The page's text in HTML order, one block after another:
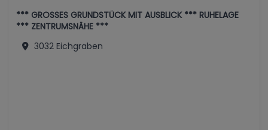
*** GROSSES GRUNDSTÜCK MIT AUSBLICK *** RUHELAGE
*** ZENTRUMSNÄHE ***
3032 Eichgraben